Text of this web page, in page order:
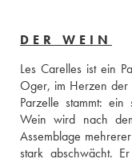
DER WEIN
Les Carelles ist ein
Oger, im Herzen der
Parzelle stammt:
Wein wird nach
Assemblage
stark abschwächt.